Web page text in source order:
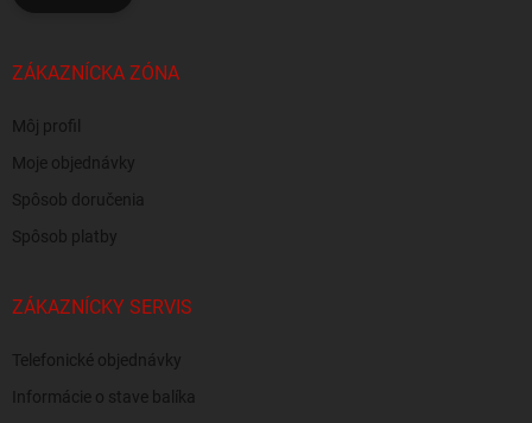
ZÁKAZNÍCKA ZÓNA
Môj profil
Moje objednávky
Spôsob doručenia
Spôsob platby
ZÁKAZNÍCKY SERVIS
Telefonické objednávky
Informácie o stave balíka